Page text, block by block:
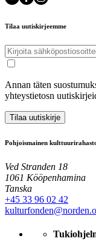
Tilaa uutiskirjeemme
Annan täten
yhteystietosn
Tilaa uutiskirje
Pohjoismainen
Ved Stranden 18
1061 Kööpenhamina
Tanska
+45 33 96 02 42